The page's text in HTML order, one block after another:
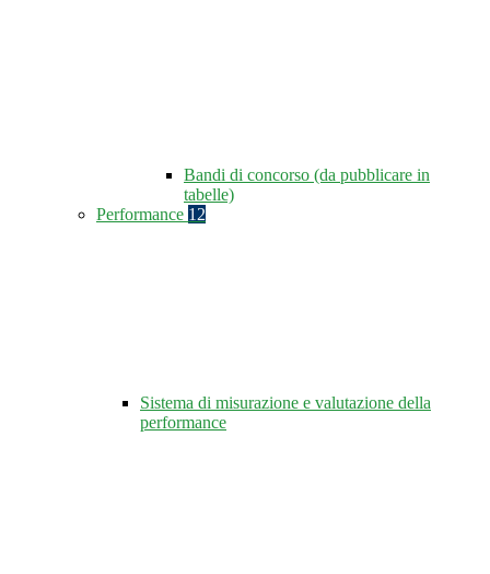
Bandi di concorso (da pubblicare in
tabelle)
Performance 12
Sistema di misurazione e valutazione della
performance